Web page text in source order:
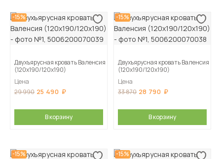
-15%
Двухъярусная кровать Валенсия
(120х190/120х190)
Цена
29 990 25 490
В корзину
-15%
Двухъярусная кровать Валенсия
(120х190/120х190)
Цена
33 870 28 790
В корзину
-15% -15%